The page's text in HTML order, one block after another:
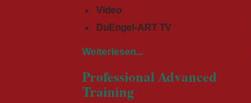
Video
DuEngel-ART TV
Weiterlesen...
Professional Advanced
Training